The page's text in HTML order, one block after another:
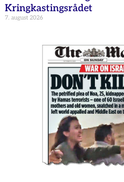
Kringkastingsrådet
7. august 2026